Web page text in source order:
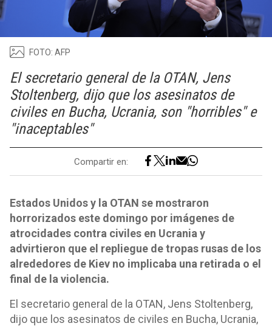
FOTO: AFP
El secretario general de la OTAN, Jens
Stoltenberg, dijo que los asesinatos de
civiles en Bucha, Ucrania, son "horribles" e
"inaceptables"
Compartir en:
Estados Unidos y la OTAN se mostraron
horrorizados este domingo por imágenes de
atrocidades contra civiles en Ucrania y
advirtieron que el repliegue de tropas rusas de los
alrededores de Kiev no implicaba una retirada o el
final de la violencia.
El secretario general de la OTAN, Jens Stoltenberg,
dijo que los asesinatos de civiles en Bucha, Ucrania,